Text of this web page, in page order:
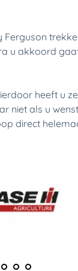
Ferguson
u akkoord
heeft u
als u
direct